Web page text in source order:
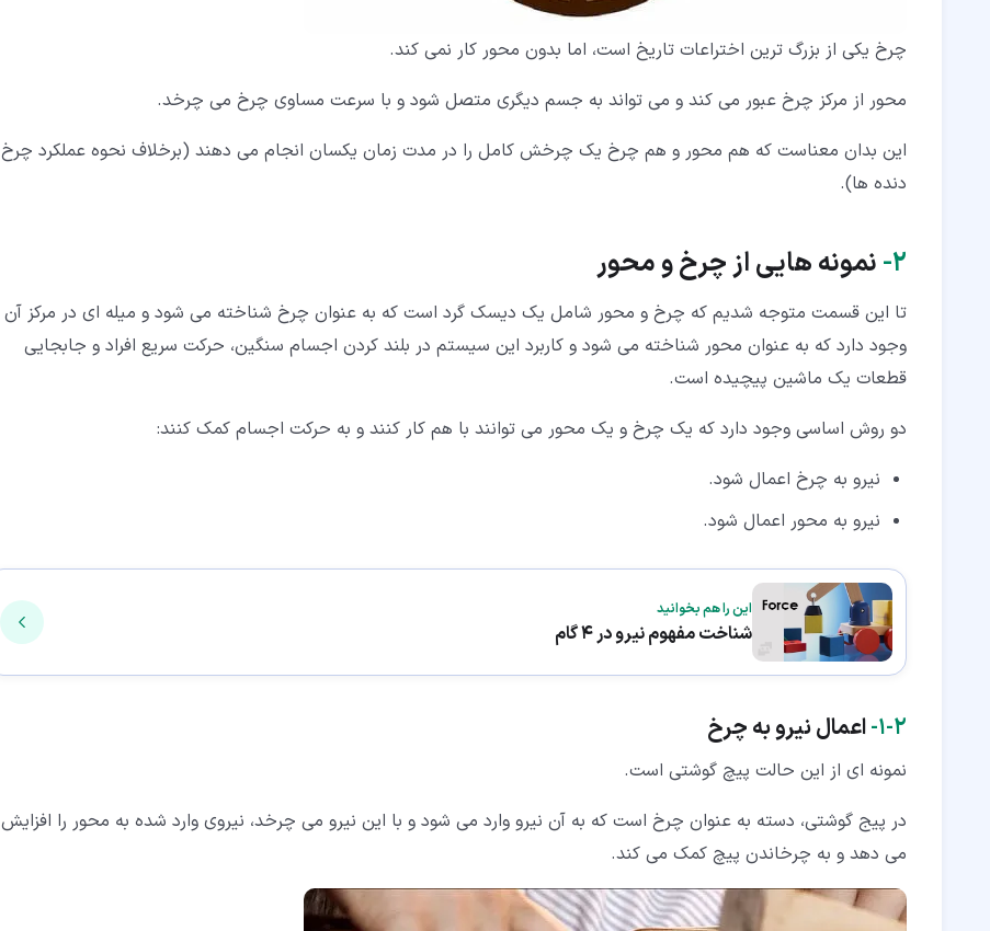
چرخ یکی از بزرگ ترین اختراعات تاریخ است، اما بدون محور کار نمی کند.
محور از مرکز چرخ عبور می کند و می تواند به جسم دیگری متصل شود و با سرعت مساوی چرخ می چرخد.
این بدان معناست که هم محور و هم چرخ یک چرخش کامل را در مدت زمان یکسان انجام می دهند (برخلاف نحوه عملکرد چرخ
دنده ها).
۲‏- نمونه هایی ازچرخ و محور
تا این قسمت متوجه شدیم که چرخ و محور شامل یک دیسک گرد است که به عنوان چرخ شناخته می شود و میله ای در مرکز آن
وجود دارد که به عنوان محور شناخته می شود و کاربرد این سیستم در بلند کردن اجسام سنگین، حرکت سریع افراد و جابجایی
قطعات یک ماشین پیچیده است.
دو روش اساسی وجود دارد که یک چرخ و یک محور می توانند با هم کار کنند و به حرکت اجسام کمک کنند:
نیرو به چرخ اعمال شود.
نیرو به محور اعمال شود.
این را هم بخوانید
شناخت مفهوم نیرو در 4 گام
۲‏-‏۱‏- اعمال نیرو به چرخ
نمونه ای از این حالت پیچ گوشتی است.
در پیج گوشتی، دسته به عنوان چرخ است که به آن نیرو وارد می شود و با این نیرو می چرخد، نیروی وارد شده به محور را افزایش
می دهد و به چرخاندن پیچ کمک می کند.